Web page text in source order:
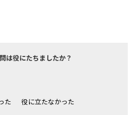
は役にたちましたか？
た 役に立たなかった